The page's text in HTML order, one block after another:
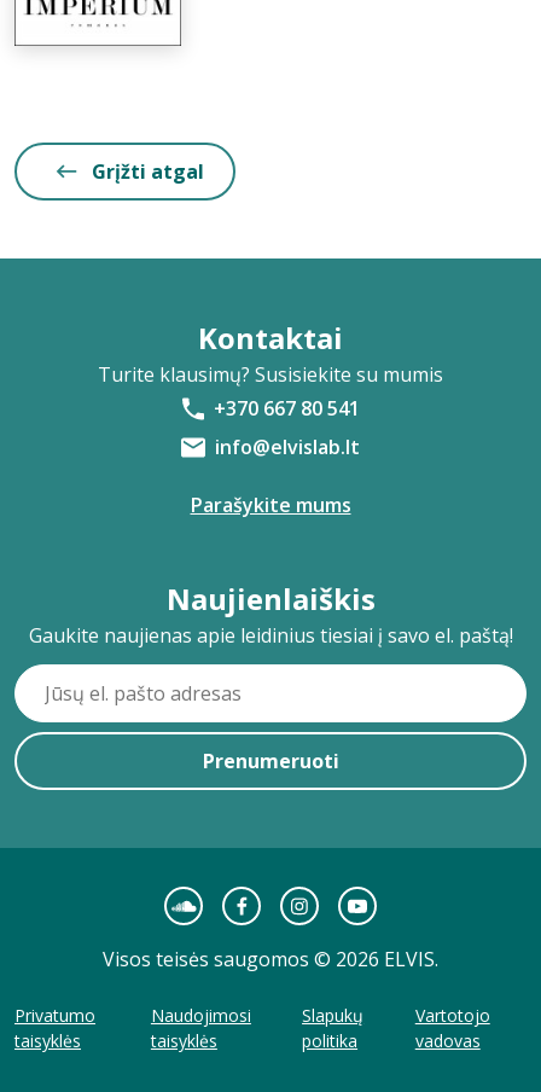
Grįžti atgal
Kontaktai
Turite klausimų? Susisiekite su mumis
+370 667 80 541
info@elvislab.lt
Parašykite mums
Naujienlaiškis
Gaukite naujienas apie leidinius tiesiai į savo el. paštą!
Prenumeruoti
Visos teisės saugomos © 2026 ELVIS.
Privatumo
taisyklės
Naudojimosi
taisyklės
Slapukų
politika
Vartotojo
vadovas